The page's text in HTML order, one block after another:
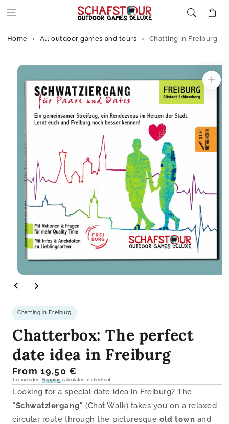
Skip to content Cart
Home All outdoor games and tours Chatting in Freiburg
product
information
media
modal
Chatting in Freiburg
Chatterbox: The perfect
date idea in Freiburg
Regular
price
From 19,50 €
Tax included. Shippingcalculated at checkout.
Looking for a special date idea in Freiburg? The
"Schwatziergang" (Chat Walk) takes you on a relaxed
circular route through the picturesque old townand